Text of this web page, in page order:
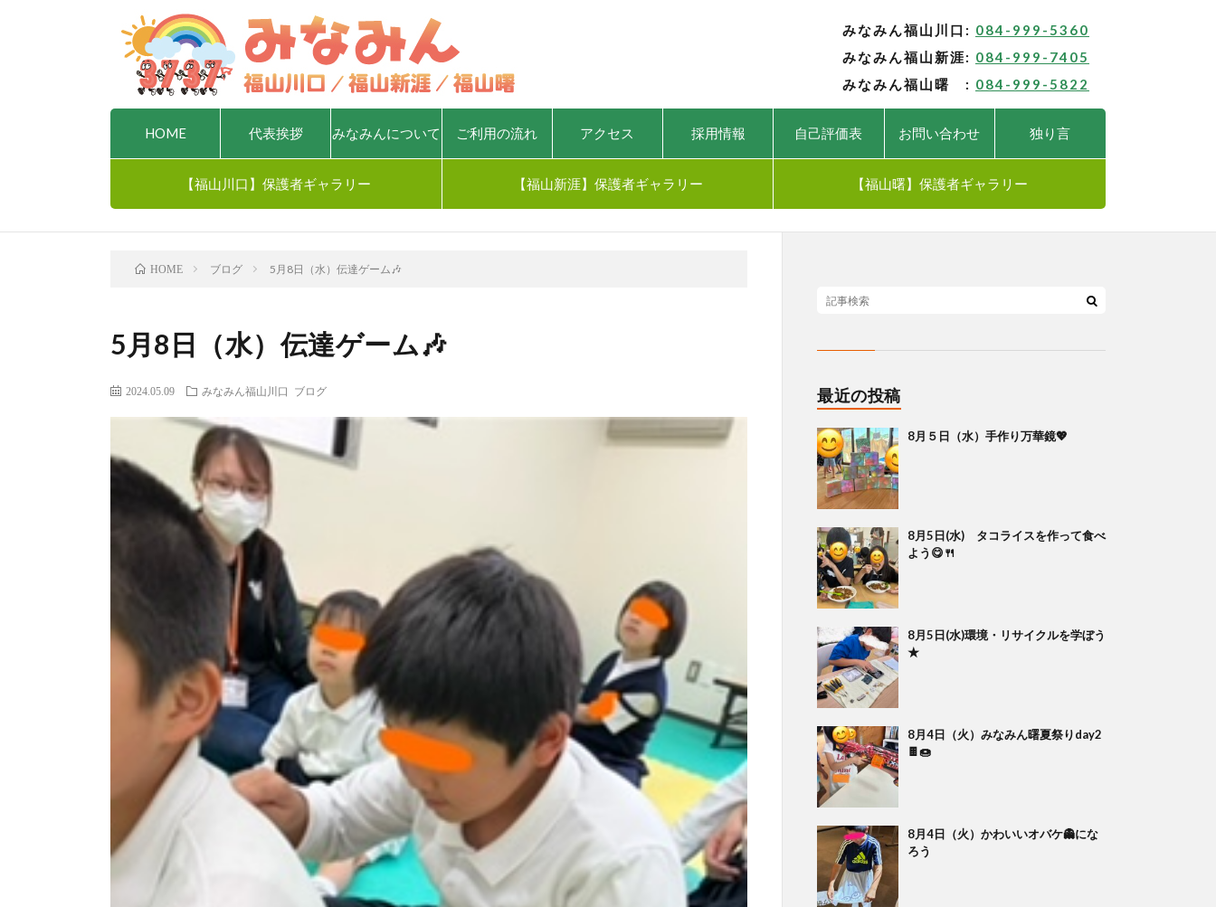
みなみん福山川口: 084-999-5360
みなみん福山新涯: 084-999-7405
みなみん福山曙 : 084-999-5822
HOME 代表挨拶 みなみんについて ご利用の流れ アクセス 採用情報 自己評価表 お問い合わせ 独り言
【福山川口】保護者ギャラリー 【福山新涯】保護者ギャラリー 【福山曙】保護者ギャラリー
HOME ブログ 5月8日（水）伝達ゲーム🎶
5月8日（水）伝達ゲーム🎶
2024.05.09 みなみん福山川口 ブログ 最近の投稿
8月５日（水）手作り万華鏡💖
8月5日(水) タコライスを作って食べ
よう😋🍴
8月5日(水)環境・リサイクルを学ぼう
★
8月4日（火）みなみん曙夏祭りday2
🍫🍩
8月4日（火）かわいいオバケ👻にな
ろう